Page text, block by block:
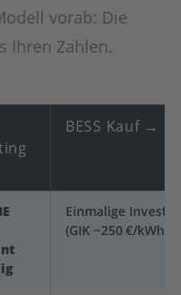
vorab: Die
Ihren Zahlen.
BESS Kauf →
Einmalige
(GIK ~250 €/kWh)